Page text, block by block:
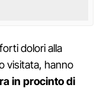
dolori alla
visitata, hanno
in procinto di